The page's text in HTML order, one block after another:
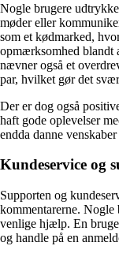
Nogle brugere
møder eller
som et kødmarked,
opmærksomhed blandt
nævner også et
par, hvilket gør det
Der er dog også
haft gode oplevelser
endda danne
Kundeservice og
Supporten og
kommentarerne. Nogle
venlige hjælp. En
og handle på en